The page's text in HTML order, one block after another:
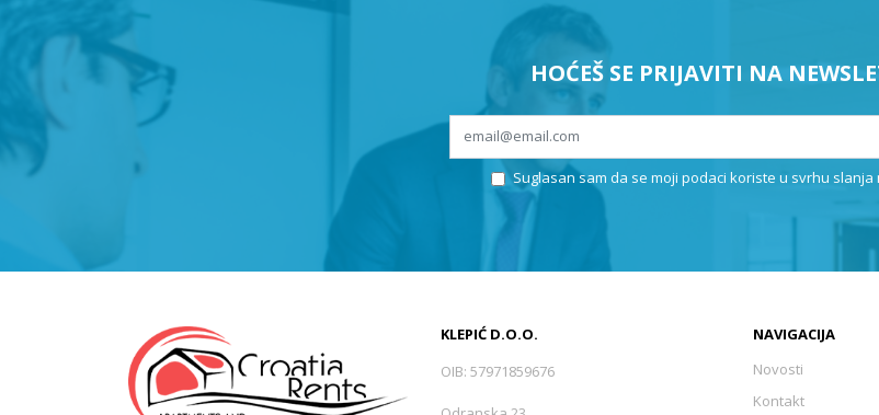
HOĆEŠ SE PRIJAVITI NA
Suglasan sam da se moji podaci koriste u svrhu
KLEPIĆ D.O.O.
OIB: 57971859676
NAVIGACIJA
Novosti
Kontakt